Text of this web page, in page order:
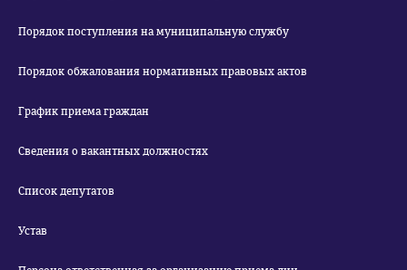
Порядок поступления на муниципальную службу
Порядок обжалования нормативных правовых актов
График приема граждан
Сведения о вакантных должностях
Список депутатов
Устав